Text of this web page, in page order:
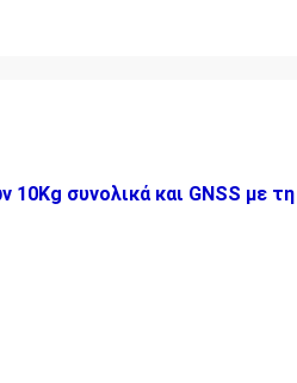
συνολικά και GNSS με